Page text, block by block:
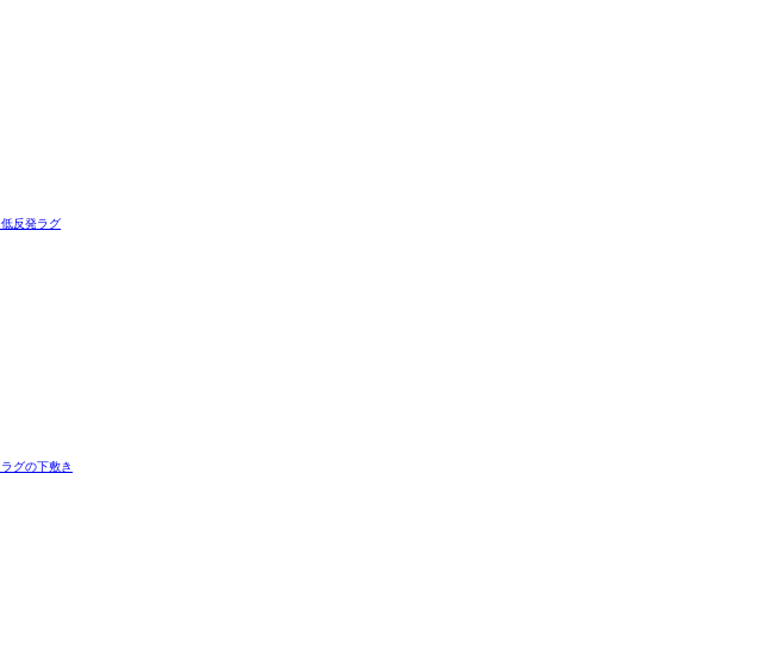
低反発ラグ
ラグの下敷き